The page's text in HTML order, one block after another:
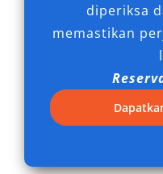
terhadap mitra dan
menciptakan kesan
waktu dan
keseriusan dalam
heran bila jasa
digunakan dalam
diperiksa
memastikan